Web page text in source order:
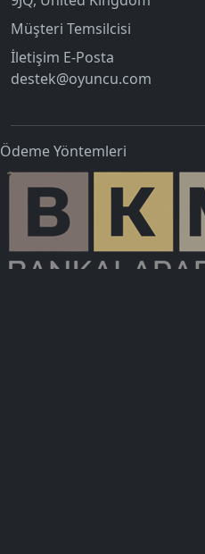
Müşteri Temsilcisi
İletişim E-Posta
destek@oyuncu.com
Ödeme Yöntemleri